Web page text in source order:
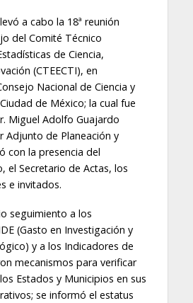
a cabo la 18ª reunión
del Comité Técnico
de Ciencia,
(CTEECTI), en
Nacional de Ciencia y
de México; la cual fue
Miguel Adolfo Guajardo
Adjunto de Planeación y
con la presencia del
el Secretario de Actas, los
e invitados.
seguimiento a los
(Gasto en Investigación y
y a los Indicadores de
mecanismos para verificar
Estados y Municipios en sus
se informó el estatus